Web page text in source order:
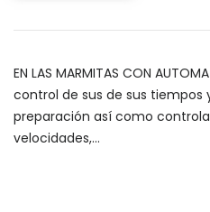
EN LAS MARMITAS CON
control de sus de sus tiempos
preparación así como
velocidades,…